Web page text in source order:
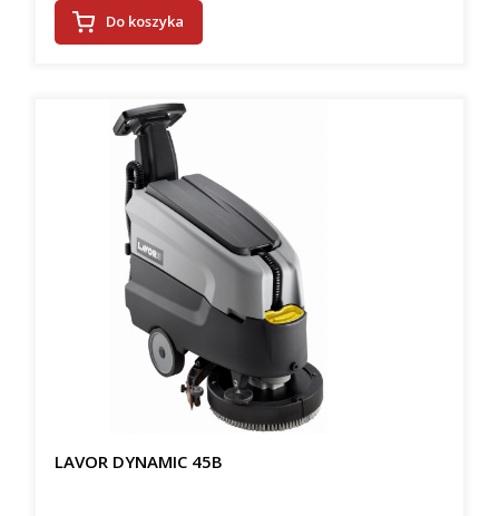
Do koszyka
LAVOR DYNAMIC 45B